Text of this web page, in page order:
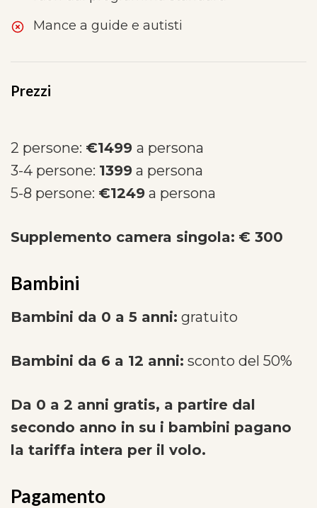
Mance a guide e autisti
Prezzi
2 persone: €1499 a persona
3-4 persone: 1399 a persona
5-8 persone: €1249 a persona
Supplemento camera singola: € 300
Bambini
Bambini da 0 a 5 anni: gratuito
Bambini da 6 a 12 anni: sconto del 50%
Da 0 a 2 anni gratis, a partire dal
secondo anno in su i bambini pagano
la tariffa intera per il volo.
Pagamento